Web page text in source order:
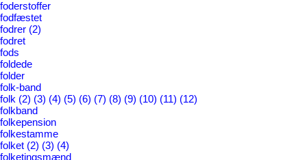
foderstoffer
fodfæstet
fodrer (2)
fodret
fods
foldede
folder
folk-band
folk (2) (3) (4) (5) (6) (7) (8) (9) (10) (11) (12)
folkband
folkepension
folkestamme
folket (2) (3) (4)
folketingsmænd